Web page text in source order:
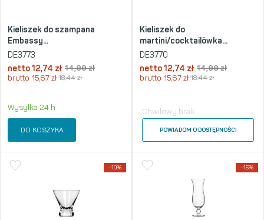
Kieliszek do szampana
Embassy...
DE3773
netto12,74 zł 14,99zł
brutto 15,67 zł 18,44zł
Wysyłka 24 h
DO KOSZYKA
Kieliszek do
martini/cocktailówka...
DE3770
netto12,74 zł 14,99zł
brutto 15,67 zł 18,44zł
Chwilowy brak
POWIADOM O DOSTĘPNOŚCI
-10% -15%